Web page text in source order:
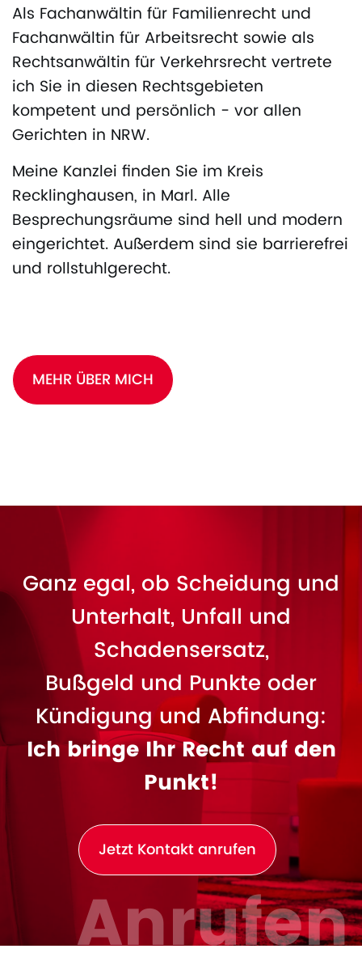
Als Fachanwältin für Familienrecht und
Fachanwältin für Arbeitsrecht sowie als
Rechtsanwältin für Verkehrsrecht vertrete
ich Sie in diesen Rechtsgebieten
kompetent und persönlich - vor allen
Gerichten in NRW.
Meine Kanzlei finden Sie im Kreis
Recklinghausen, in Marl. Alle
Besprechungsräume sind hell und modern
eingerichtet. Außerdem sind sie barrierefrei
und rollstuhlgerecht.
MEHR ÜBER MICH
Ganz egal, ob Scheidung und
Unterhalt, Unfall und
Schadensersatz,
Bußgeld und Punkte oder
Kündigung und Abfindung:
Ich bringe Ihr Recht auf den
Punkt!
Jetzt Kontakt anrufen
Anrufen